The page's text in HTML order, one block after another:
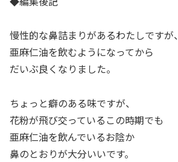
慢性的な鼻詰まりがあるわたしですが、
亜麻仁油を飲むようになってから
だいぶ良くなりました。
ちょっと癖のある味ですが、
花粉が飛び交っているこの時期でも
亜麻仁油を飲んでいるお陰か
鼻のとおりが大分いいです。